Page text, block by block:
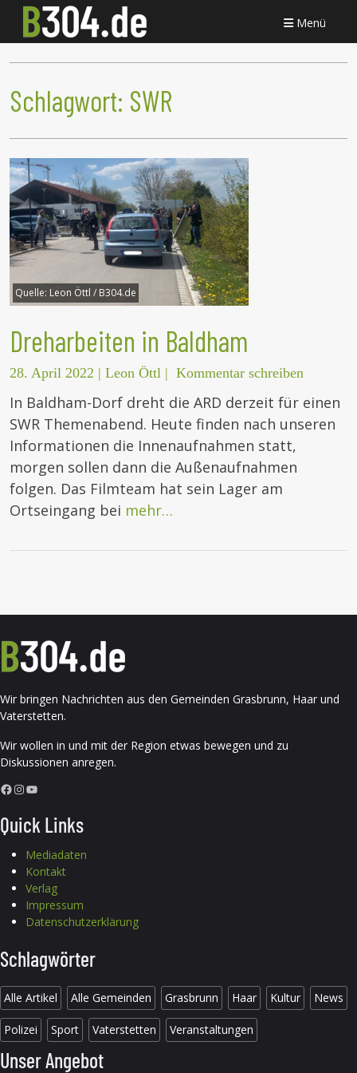
Menü
Schlagwort: SWR
Quelle: Leon Öttl / B304.de
Dreharbeiten in Baldham
28. April 2022 | Leon Öttl | Kommentar schreiben
In Baldham-Dorf dreht die ARD derzeit für einen
SWR Themenabend. Heute finden nach unseren
Informationen die Innenaufnahmen statt,
morgen sollen dann die Außenaufnahmen
folgen. Das Filmteam hat sein Lager am
Ortseingang bei mehr…
Wir bringen Nachrichten aus den Gemeinden Grasbrunn, Haar und
Vaterstetten.
Wir wollen in und mit der Region etwas bewegen und zu
Diskussionen anregen.
Facebook InstagramYouTube
Quick Links
Mediadaten
Kontakt
Verlag
Impressum
Datenschutzerklärung
Schlagwörter
Alle Artikel Alle Gemeinden Grasbrunn Haar Kultur News
Polizei Sport Vaterstetten Veranstaltungen
Unser Angebot